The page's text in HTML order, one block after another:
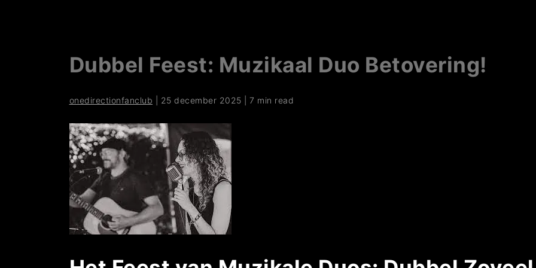
Dubbel Feest: Muzikaal Duo Betovering!
onedirectionfanclub 25 december 2025 |7 min read